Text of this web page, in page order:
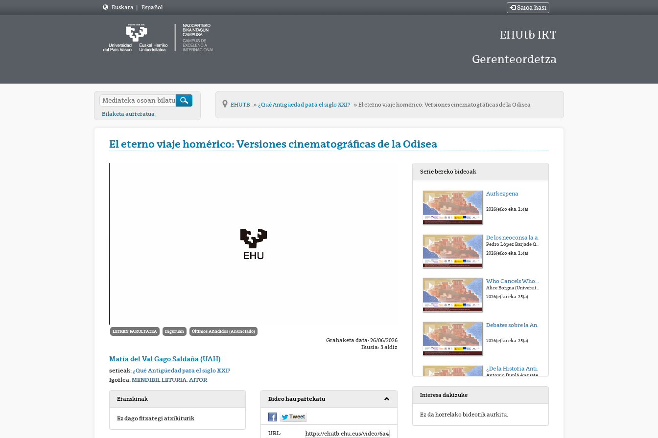
Euskara | Español Saioa hasi
EHUtb IKT
Gerenteordetza
Bilaketa aurreratua
EHUTB ¿Qué Antigüedad para el siglo XXI? El eterno viaje homérico: Versiones cinematográficas de la Odisea
El eterno viaje homérico: Versiones cinematográficas de la Odisea
LETREN FAKULTATEA Inguruan Últimos Añadidos (Anunciado)
Grabaketa data: 26/06/2026
Ikusia: 3 aldiz
María del Val Gago Saldaña (UAH)
serieak:¿Qué Antigüedad para el siglo XXI?
Igorlea:MENDIBIL LETURIA, AITOR
Eranskinak
Ez dago fitxategi atxikiturik
Bideo hau partekatu
URL:
Serie bereko bideoak
Aurkezpena
2026(e)ko eka. 25(a)
Pedro López Barjade Quiroga (USC)
2026(e)ko eka. 25(a)
Who Cancels Whom?A Transatlantic Misunderstanding
Alice Borgna (Universitàdel PiemonteOrientale)
2026(e)ko eka. 25(a)
Debates sobre la Antigüedad, civilización y política I - Debate
2026(e)ko eka. 25(a)
¿De la Historia Antigua tradicional a la Historia Antigua global? Qué Historia Antigua para el siglo XXI
Antonio Duplá Ansuategui (UPV/EHU)
Interesa dakizuke
Ez da horrelako bideorik aurkitu.